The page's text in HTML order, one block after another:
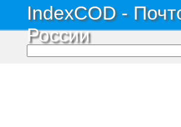
IndexCOD -
России